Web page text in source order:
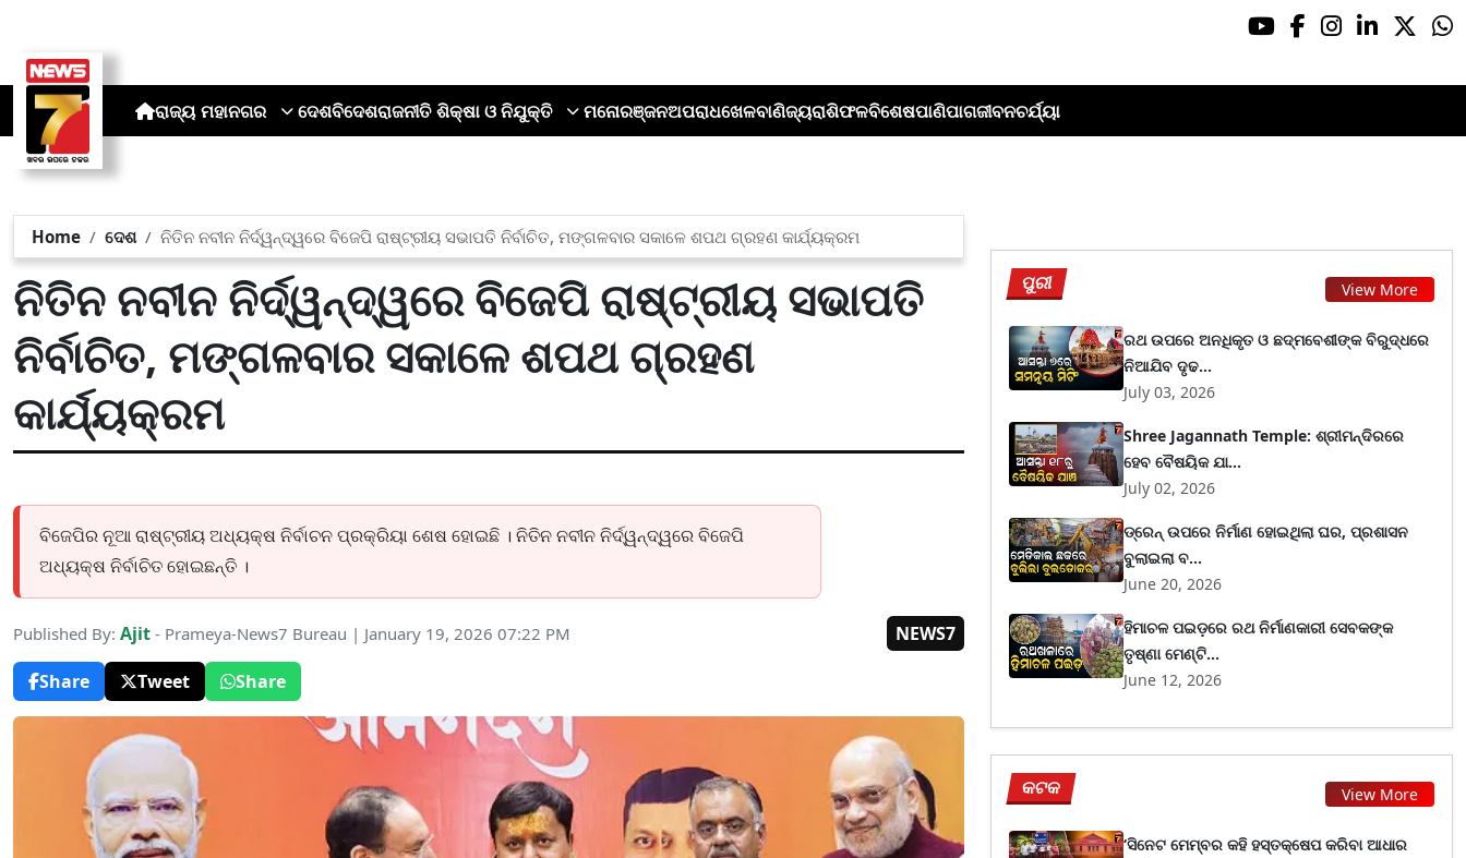
ରାଜ୍ୟ ମହାନଗର ଦେଶବିଦେଶରାଜନୀତି ଶିକ୍ଷା ଓ ନିଯୁକ୍ତି ମନୋରଞ୍ଜନଅପରାଧଖେଳବାଣିଜ୍ୟରାଶିଫଳବିଶେଷପାଣିପାଗଜୀବନଚର୍ଯ୍ୟା
Home ଦେଶ ନିତିନ ନବୀନ ନିର୍ଦ୍ୱନ୍ଦ୍ୱରେ ବିଜେପି ରାଷ୍ଟ୍ରୀୟ ସଭାପତି ନିର୍ବାଚିତ, ମଙ୍ଗଳବାର ସକାଳେ ଶପଥ ଗ୍ରହଣ କାର୍ଯ୍ୟକ୍ରମ
ନିତିନ ନବୀନ ନିର୍ଦ୍ୱନ୍ଦ୍ୱରେ ବିଜେପି ରାଷ୍ଟ୍ରୀୟ ସଭାପତି
ନିର୍ବାଚିତ, ମଙ୍ଗଳବାର ସକାଳେ ଶପଥ ଗ୍ରହଣ
କାର୍ଯ୍ୟକ୍ରମ
ବିଜେପିର ନୂଆ ରାଷ୍ଟ୍ରୀୟ ଅଧ୍ୟକ୍ଷ ନିର୍ବାଚନ ପ୍ରକ୍ରିୟା ଶେଷ ହୋଇଛି । ନିତିନ ନବୀନ ନିର୍ଦ୍ୱନ୍ଦ୍ୱରେ ବିଜେପି
ଅଧ୍ୟକ୍ଷ ନିର୍ବାଚିତ ହୋଇଛନ୍ତି ।
Published By: Ajit - Prameya-News7 Bureau | January 19, 2026 07:22 PM
NEWS7
Share
Tweet Share
ପୁରୀ View More
ରଥ ଉପରେ ଅନଧିକୃତ ଓ ଛଦ୍ମବେଶୀଙ୍କ ବିରୁଦ୍ଧରେ
ନିଆଯିବ ଦୃଢ...
July 03, 2026
Shree Jagannath Temple: ଶ୍ରୀମନ୍ଦିରରେ
ହେବ ବୈଷୟିକ ଯା...
July 02, 2026
ଡ୍ରେନ୍ ଉପରେ ନିର୍ମାଣ ହୋଇଥିଲା ଘର, ପ୍ରଶାସନ
ବୁଲାଇଲା ବ...
June 20, 2026
ହିମାଚଳ ପଇଡ଼ରେ ରଥ ନିର୍ମାଣକାରୀ ସେବକଙ୍କ
ତୃଷ୍ଣା ମେଣ୍ଟି...
June 12, 2026
କଟକ View More
‘ସିନେଟ ମେମ୍ବର କହି ହସ୍ତକ୍ଷେପ କରିବା ଆଧାର